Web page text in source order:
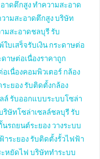
าดตึกสูงทำความสะอาด
ามสะอาดตึกสูงบริษัท
มสะอาดชลบุรี รับ
ใบเสร็จรับเงิน กระดาษต่อ
ดาษต่อเนื่องราคาถูก
อเนื่องคอมพิวเตอร์ กล้อง
ะยอง รับติดตั้งกล้อง
ล์ รับออกแบบระบบโซล่า
ริษัทโซล่าเซลล์ชลบุรี รับ
นรถยนต์ระยอง วางระบบ
าระยอง รับติดตั้งรั้วไฟฟ้า
หยัดไฟ บริษัททำระบบ